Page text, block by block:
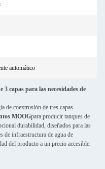
automático
capas para las necesidades de
de coextrusión de tres capas
MOOGpara producir tanques de
durabilidad, diseñados para las
de infraestructura de agua de
del producto a un precio accesible.